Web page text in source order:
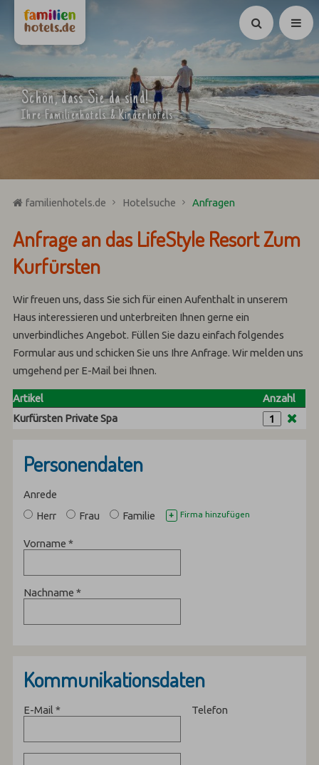
Suchen
Schön, dass Sie da sind!
Ihre Familienhotels & Kinderhotels
familienhotels.de Hotelsuche Anfragen
Anfrage an das LifeStyle Resort Zum
Kurfürsten
Wir freuen uns, dass Sie sich für einen Aufenthalt in unserem
Haus interessieren und unterbreiten Ihnen gerne ein
unverbindliches Angebot. Füllen Sie dazu einfach folgendes
Formular aus und schicken Sie uns Ihre Anfrage. Wir melden uns
umgehend per E-Mail bei Ihnen.
Artikel
Anzahl
Kurfürsten Private Spa
Personendaten
Anrede
Herr
Frau Familie + Firma hinzufügen
Vorname*
Nachname*
Kommunikationsdaten
E-Mail* Telefon